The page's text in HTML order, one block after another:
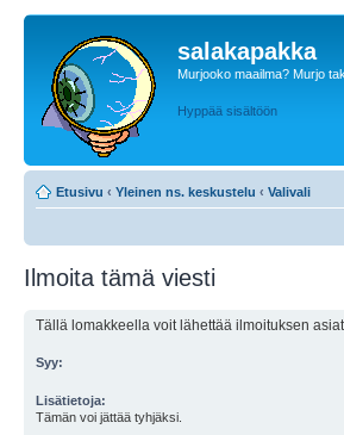
salakapakka
Murjooko maailma? Murjo
Hyppää sisältöön
Etusivu ‹ Yleinen ns. keskustelu ‹ Valivali
Ilmoita tämä viesti
Tällä lomakkeella voit lähettää ilmoituksen
Syy:
Lisätietoja:
Tämän voi jättää tyhjäksi.